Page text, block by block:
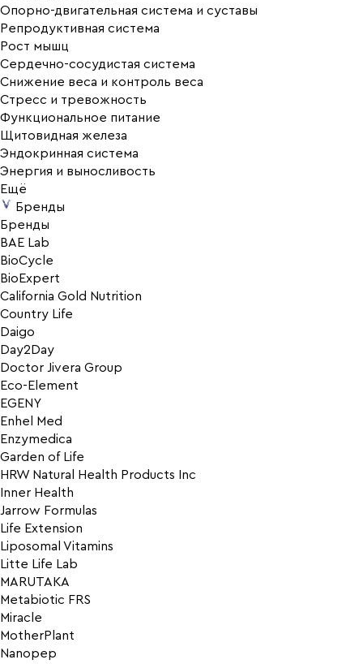
Опорно-двигательная система и суставы
Репродуктивная система
Рост мышц
Сердечно-сосудистая система
Снижение веса и контроль веса
Стресс и тревожность
Функциональное питание
Щитовидная железа
Эндокринная система
Энергия и выносливость
Ещё
Бренды
Бренды
BAE Lab
BioCycle
BioExpert
California Gold Nutrition
Country Life
Daigo
Day2Day
Doctor Jivera Group
Eco-Element
EGENY
Enhel Med
Enzymedica
Garden of Life
HRW Natural Health Products Inc
Inner Health
Jarrow Formulas
Life Extension
Liposomal Vitamins
Litte Life Lab
MARUTAKA
Metabiotic FRS
Miracle
MotherPlant
Nanopep